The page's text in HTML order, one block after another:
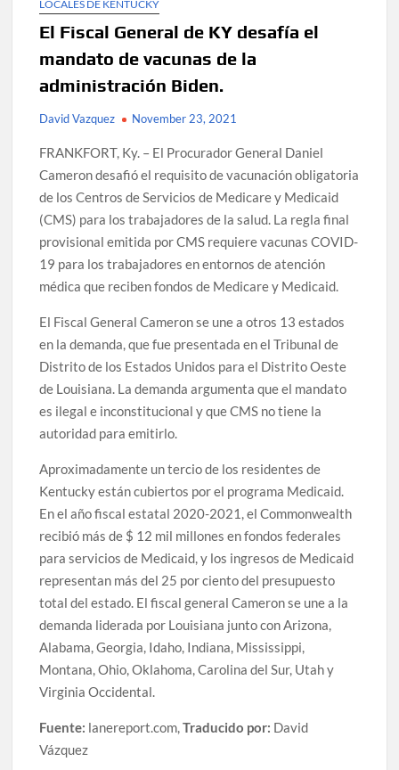
LOCALES DE KENTUCKY
El Fiscal General de KY desafía el
mandato de vacunas de la
administración Biden.
David Vazquez November 23, 2021
FRANKFORT, Ky. – El Procurador General Daniel
Cameron desafió el requisito de vacunación obligatoria
de los Centros de Servicios de Medicare y Medicaid
(CMS) para los trabajadores de la salud. La regla final
provisional emitida por CMS requiere vacunas COVID-
19 para los trabajadores en entornos de atención
médica que reciben fondos de Medicare y Medicaid.
El Fiscal General Cameron se une a otros 13 estados
en la demanda, que fue presentada en el Tribunal de
Distrito de los Estados Unidos para el Distrito Oeste
de Louisiana. La demanda argumenta que el mandato
es ilegal e inconstitucional y que CMS no tiene la
autoridad para emitirlo.
Aproximadamente un tercio de los residentes de
Kentucky están cubiertos por el programa Medicaid.
En el año fiscal estatal 2020-2021, el Commonwealth
recibió más de $ 12 mil millones en fondos federales
para servicios de Medicaid, y los ingresos de Medicaid
representan más del 25 por ciento del presupuesto
total del estado. El fiscal general Cameron se une a la
demanda liderada por Louisiana junto con Arizona,
Alabama, Georgia, Idaho, Indiana, Mississippi,
Montana, Ohio, Oklahoma, Carolina del Sur, Utah y
Virginia Occidental.
Fuente: lanereport.com,Traducido por: David
Vázquez